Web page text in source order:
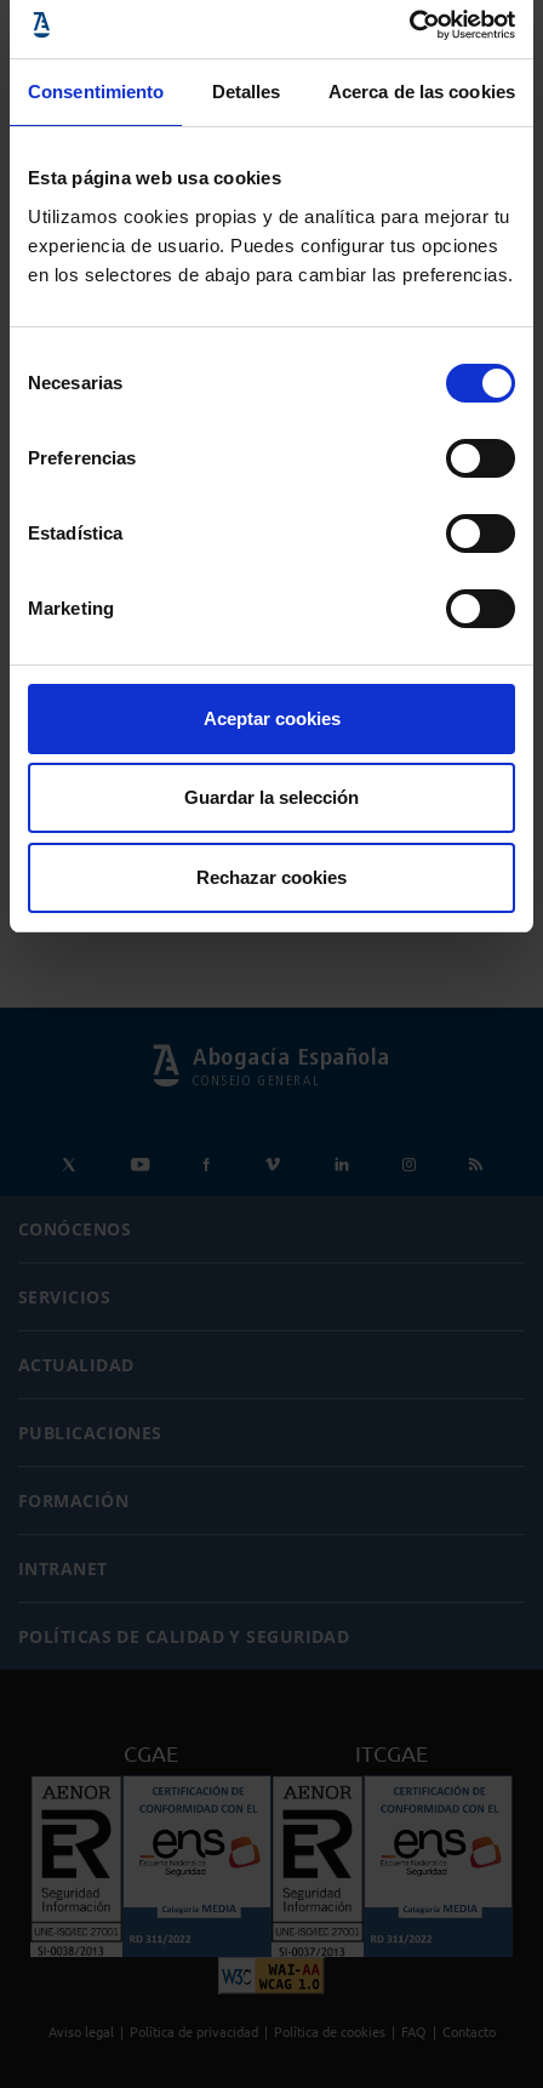
Consentimiento Detalles Acerca de las cookies
Esta página web usa cookies
Utilizamos cookies propias y de analítica para mejorar tu
experiencia de usuario. Puedes configurar tus opciones
en los selectores de abajo para cambiar las preferencias.
Necesarias
Preferencias
Estadística
Marketing
Aceptar cookies
Guardar la selección
Rechazar cookies
informe “El sector
legal cree en la
+ info
lunes: «Abogacía
social, desde el
respeto a la justicia
+ info
Etiquetas más usadas
Colegio de Abogados de Zaragoza Aula DDHH
Conferencia de los Lunes Día Justicia Gratuita
Fundación Abogacía Española
Abogacía Española
CONSEJO GENERAL
CONÓCENOS
SERVICIOS
ACTUALIDAD
PUBLICACIONES
FORMACIÓN
INTRANET
POLÍTICAS DE CALIDAD Y SEGURIDAD
CGAE ITCGAE
Aviso legal Política de privacidad Política de cookies FAQ Contacto